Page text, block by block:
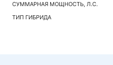
СУММАРНАЯ МОЩНОСТЬ, Л.С.
ТИП ГИБРИДА